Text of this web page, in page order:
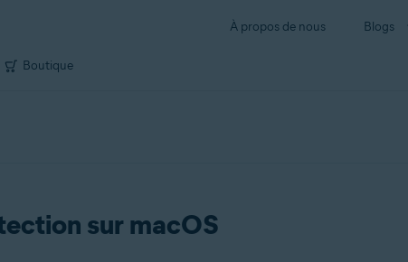
À propos de nous Blogs
Boutique
sur macOS